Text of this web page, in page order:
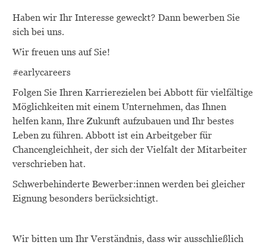
Haben wir Ihr Interesse geweckt? Dann bewerben Sie
sich bei uns.
Wir freuen uns auf Sie!
#earlycareers
Folgen Sie Ihren Karrierezielen bei Abbott für vielfältige
Möglichkeiten mit einem Unternehmen, das Ihnen
helfen kann, Ihre Zukunft aufzubauen und Ihr bestes
Leben zu führen. Abbott ist ein Arbeitgeber für
Chancengleichheit, der sich der Vielfalt der Mitarbeiter
verschrieben hat.
Schwerbehinderte Bewerber:innen werden bei gleicher
Eignung besonders berücksichtigt.
Wir bitten um Ihr Verständnis, dass wir ausschließlich